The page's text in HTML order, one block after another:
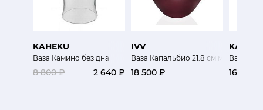
KAHEKU
Ваза Камино без дна
8 800 ₽ 2 640 ₽
IVV
Ваза Капальбио 21.8 см матовая
18 500 ₽
Ваза
16 200 ₽